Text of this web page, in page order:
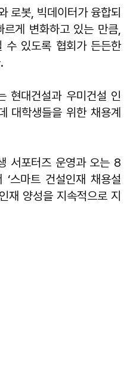
로봇, 빅데이터가 융합되
게 변화하고 있는 만큼,
수 있도록 협회가 든든한
현대건설과 우미건설 인
대학생들을 위한 채용계
서포터즈 운영과 오는 8
스마트 건설인재 채용설
재 양성을 지속적으로 지